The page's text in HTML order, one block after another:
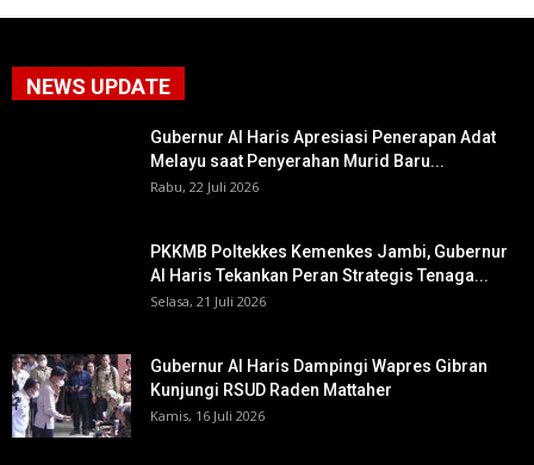
NEWS UPDATE
Gubernur Al Haris Apresiasi Penerapan Adat
Melayu saat Penyerahan Murid Baru...
Rabu, 22 Juli 2026
PKKMB Poltekkes Kemenkes Jambi, Gubernur
Al Haris Tekankan Peran Strategis Tenaga...
Selasa, 21 Juli 2026
Gubernur Al Haris Dampingi Wapres Gibran
Kunjungi RSUD Raden Mattaher
Kamis, 16 Juli 2026